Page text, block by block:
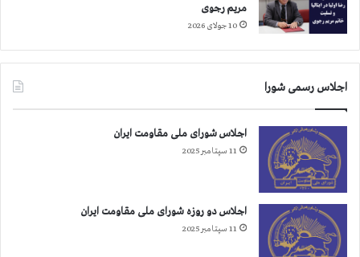
مریم رجوی
10 جولای 2026
اجلاس رسمی شورا
اجلاس شورای ملی مقاومت ایران
11 سپتامبر 2025
اجلاس دو روزه شورای ملی مقاومت ایران
11 سپتامبر 2025